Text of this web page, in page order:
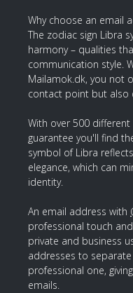
Why choose an email
The zodiac sign Libra
harmony – qualities
communication style.
Mailamok.dk, you not
contact point but also
With over 500
guarantee you'll find
symbol of Libra
elegance, which can
identity.
An email address with
professional touch
private and business
addresses to
professional one,
emails.